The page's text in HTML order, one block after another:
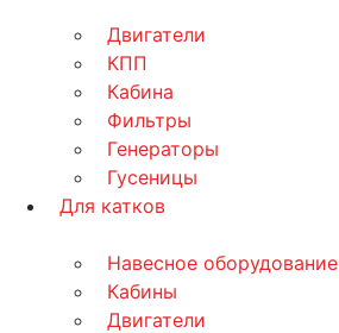
Двигатели
КПП
Кабина
Фильтры
Генераторы
Гусеницы
Для катков
Навесное оборудование
Кабины
Двигатели